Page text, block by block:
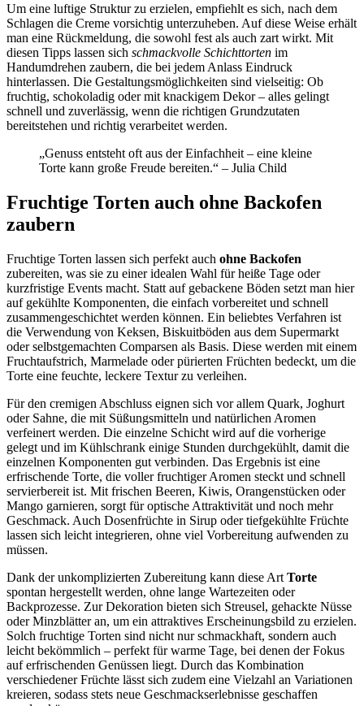
Um eine luftige Struktur zu erzielen, empfiehlt es sich, nach dem
Schlagen die Creme vorsichtig unterzuheben. Auf diese Weise erhält
man eine Rückmeldung, die sowohl fest als auch zart wirkt. Mit
diesen Tipps lassen sich schmackvolle Schichttorten im
Handumdrehen zaubern, die bei jedem Anlass Eindruck
hinterlassen. Die Gestaltungsmöglichkeiten sind vielseitig: Ob
fruchtig, schokoladig oder mit knackigem Dekor – alles gelingt
schnell und zuverlässig, wenn die richtigen Grundzutaten
bereitstehen und richtig verarbeitet werden.
„Genuss entsteht oft aus der Einfachheit – eine kleine
Torte kann große Freude bereiten.“ – Julia Child
Fruchtige Torten auch ohne Backofen
zaubern
Fruchtige Torten lassen sich perfekt auch ohne Backofen
zubereiten, was sie zu einer idealen Wahl für heiße Tage oder
kurzfristige Events macht. Statt auf gebackene Böden setzt man hier
auf gekühlte Komponenten, die einfach vorbereitet und schnell
zusammengeschichtet werden können. Ein beliebtes Verfahren ist
die Verwendung von Keksen, Biskuitböden aus dem Supermarkt
oder selbstgemachten Comparsen als Basis. Diese werden mit einem
Fruchtaufstrich, Marmelade oder pürierten Früchten bedeckt, um die
Torte eine feuchte, leckere Textur zu verleihen.
Für den cremigen Abschluss eignen sich vor allem Quark, Joghurt
oder Sahne, die mit Süßungsmitteln und natürlichen Aromen
verfeinert werden. Die einzelne Schicht wird auf die vorherige
gelegt und im Kühlschrank einige Stunden durchgekühlt, damit die
einzelnen Komponenten gut verbinden. Das Ergebnis ist eine
erfrischende Torte, die voller fruchtiger Aromen steckt und schnell
servierbereit ist. Mit frischen Beeren, Kiwis, Orangenstücken oder
Mango garnieren, sorgt für optische Attraktivität und noch mehr
Geschmack. Auch Dosenfrüchte in Sirup oder tiefgekühlte Früchte
lassen sich leicht integrieren, ohne viel Vorbereitung aufwenden zu
müssen.
Dank der unkomplizierten Zubereitung kann diese Art Torte
spontan hergestellt werden, ohne lange Wartezeiten oder
Backprozesse. Zur Dekoration bieten sich Streusel, gehackte Nüsse
oder Minzblätter an, um ein attraktives Erscheinungsbild zu erzielen.
Solch fruchtige Torten sind nicht nur schmackhaft, sondern auch
leicht bekömmlich – perfekt für warme Tage, bei denen der Fokus
auf erfrischenden Genüssen liegt. Durch das Kombination
verschiedener Früchte lässt sich zudem eine Vielzahl an Variationen
kreieren, sodass stets neue Geschmackserlebnisse geschaffen